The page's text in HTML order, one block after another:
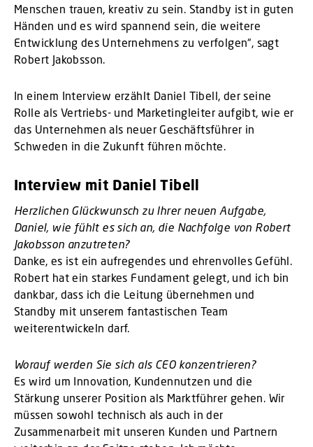
Menschen trauen, kreativ zu sein. Standby ist in guten
Händen und es wird spannend sein, die weitere
Entwicklung des Unternehmens zu verfolgen“, sagt
Robert Jakobsson.
In einem Interview erzählt Daniel Tibell, der seine
Rolle als Vertriebs- und Marketingleiter aufgibt, wie er
das Unternehmen als neuer Geschäftsführer in
Schweden in die Zukunft führen möchte.
Interview mit Daniel Tibell
Herzlichen Glückwunsch zu Ihrer neuen Aufgabe,
Daniel, wie fühlt es sich an, die Nachfolge von Robert
Jakobsson anzutreten?
Danke, es ist ein aufregendes und ehrenvolles Gefühl.
Robert hat ein starkes Fundament gelegt, und ich bin
dankbar, dass ich die Leitung übernehmen und
Standby mit unserem fantastischen Team
weiterentwickeln darf.
Worauf werden Sie sich als CEO konzentrieren?
Es wird um Innovation, Kundennutzen und die
Stärkung unserer Position als Marktführer gehen. Wir
müssen sowohl technisch als auch in der
Zusammenarbeit mit unseren Kunden und Partnern